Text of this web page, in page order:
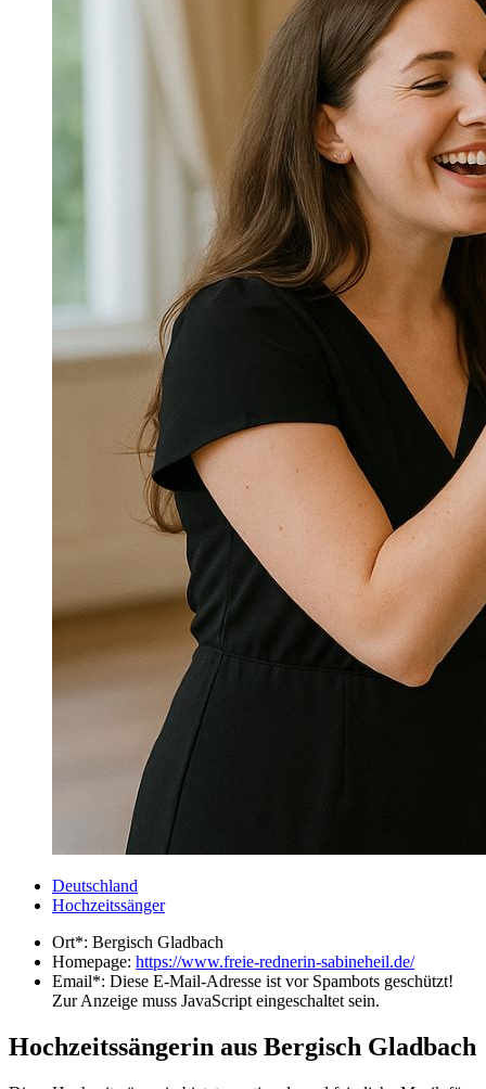
Deutschland
Hochzeitssänger
Ort*: Bergisch Gladbach
Homepage: https://www.freie-rednerin-sabineheil.de/
Email*: Diese E-Mail-Adresse ist vor Spambots geschützt!
Zur Anzeige muss JavaScript eingeschaltet sein.
Hochzeitssängerin aus Bergisch Gladbach